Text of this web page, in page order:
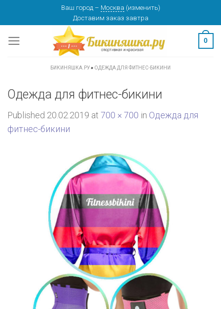
content
Ваш город – Москва (изменить)
Доставим заказ завтра
0
БИКИНЯШКА.РУ» ОДЕЖДА ДЛЯ ФИТНЕС-БИКИНИ
Одежда для фитнес-бикини
Published 20.02.2019 at 700 × 700 in Одежда для
фитнес-бикини